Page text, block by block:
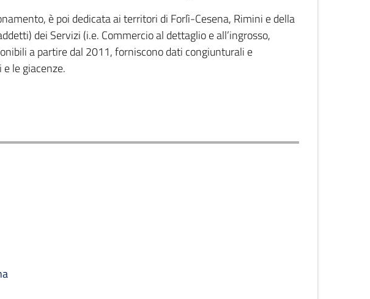
è poi dedicata ai territori di Forlì-Cesena, Rimini e della
dei Servizi (i.e. Commercio al dettaglio e all’ingrosso,
a partire dal 2011, forniscono dati congiunturali e
le giacenze.